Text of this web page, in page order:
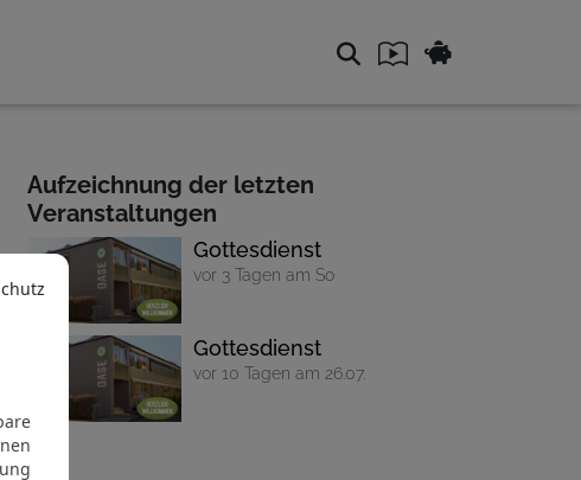
Aufzeichnung der letzten
Veranstaltungen
Gottesdienst
vor 3 Tagen am So
Gottesdienst
vor 10 Tagen am 26.07.